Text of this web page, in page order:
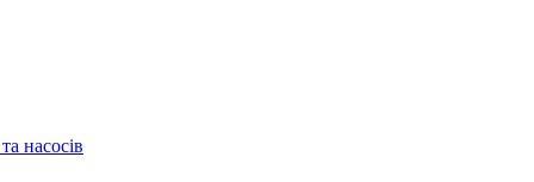
насосів